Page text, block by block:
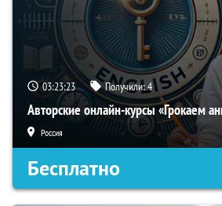
03:23:22 Получили:4
Авторские онлайн-курсы «Грокаем
Россия
Бесплатно